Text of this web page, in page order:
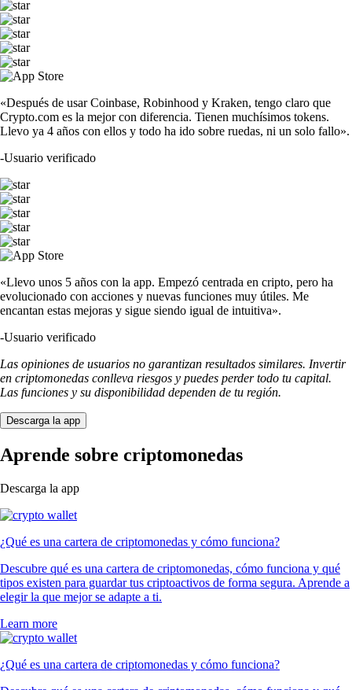
«Después de usar Coinbase, Robinhood y Kraken, tengo claro que
Crypto.com es la mejor con diferencia. Tienen muchísimos tokens.
Llevo ya 4 años con ellos y todo ha ido sobre ruedas, ni un solo fallo».
-Usuario verificado
«Llevo unos 5 años con la app. Empezó centrada en cripto, pero ha
evolucionado con acciones y nuevas funciones muy útiles. Me
encantan estas mejoras y sigue siendo igual de intuitiva».
-Usuario verificado
Las opiniones de usuarios no garantizan resultados similares. Invertir
en criptomonedas conlleva riesgos y puedes perder todo tu capital.
Las funciones y su disponibilidad dependen de tu región.
Descarga la app
Aprende sobre criptomonedas
Descarga la app
¿Qué es una cartera de criptomonedas y cómo funciona?
Descubre qué es una cartera de criptomonedas, cómo funciona y qué
tipos existen para guardar tus criptoactivos de forma segura. Aprende a
elegir la que mejor se adapte a ti.
Learn more
¿Qué es una cartera de criptomonedas y cómo funciona?